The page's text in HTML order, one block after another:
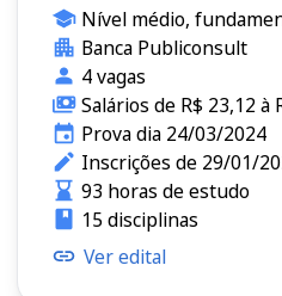
Nível médio,
Banca Publiconsult
4 vagas
Salários de R$ 23,12 à
Prova dia 24/03/2024
Inscrições de 29/01/
93 horas de estudo
15 disciplinas
Ver edital